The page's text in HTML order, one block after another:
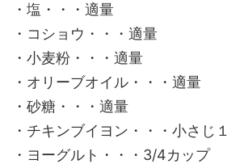
・塩・・・適量
・コショウ・・・適量
・小麦粉・・・適量
・オリーブオイル・・・適量
・砂糖・・・適量
・チキンブイヨン・・・小さじ１
・ヨーグルト・・・3/4カップ